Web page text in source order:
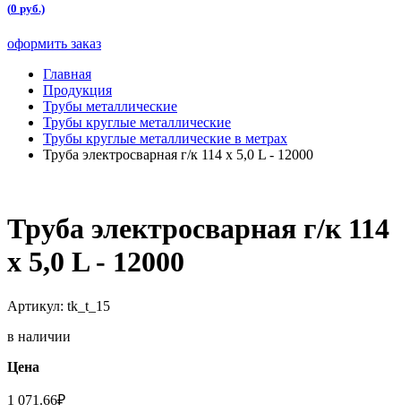
(0 руб.)
оформить заказ
Главная
Продукция
Трубы металлические
Трубы круглые металлические
Трубы круглые металлические в метрах
Труба электросварная г/к 114 х 5,0 L - 12000
Труба электросварная г/к 114
х 5,0 L - 12000
Артикул: tk_t_15
в наличии
Цена
1 071.66₽